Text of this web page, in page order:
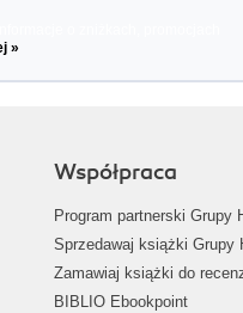
»
Współpraca
Program partnerski Grupy
Sprzedawaj książki Grupy
Zamawiaj książki do
BIBLIO Ebookpoint